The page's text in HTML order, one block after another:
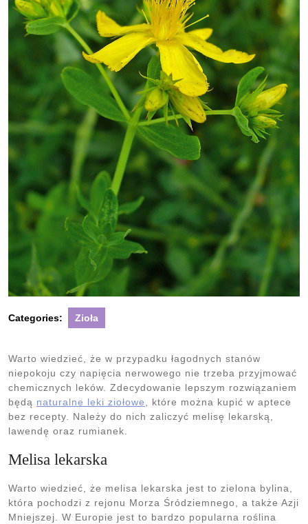
Categories: Zioła
Warto wiedzieć, że w przypadku łagodnych stanów
niepokoju czy napięcia nerwowego nie trzeba przyjmować
chemicznych leków. Zdecydowanie lepszym rozwiązaniem
będą naturalne leki ziołowe, które można kupić w aptece
bez recepty. Należy do nich zaliczyć melisę lekarską,
lawendę oraz rumianek.
Melisa lekarska
Warto wiedzieć, że melisa lekarska jest to zielona bylina,
która pochodzi z rejonu Morza Śródziemnego, a także Azji
Mniejszej. W Europie jest to bardzo popularna roślina